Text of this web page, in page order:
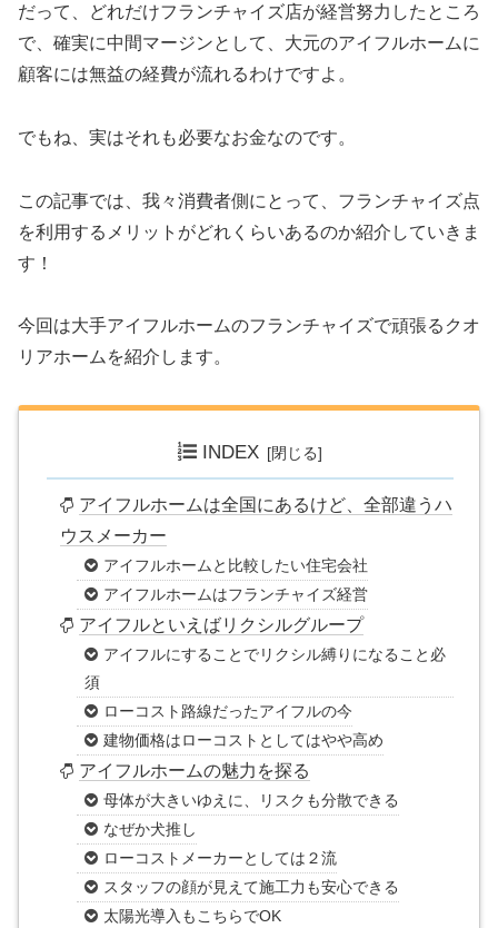
だって、どれだけフランチャイズ店が経営努力したところ
で、確実に中間マージンとして、大元のアイフルホームに
顧客には無益の経費が流れるわけですよ。
でもね、実はそれも必要なお金なのです。
この記事では、我々消費者側にとって、フランチャイズ点
を利用するメリットがどれくらいあるのか紹介していきま
す！
今回は大手アイフルホームのフランチャイズで頑張るクオ
リアホームを紹介します。
INDEX
アイフルホームは全国にあるけど、全部違うハ
ウスメーカー
アイフルホームと比較したい住宅会社
アイフルホームはフランチャイズ経営
アイフルといえばリクシルグループ
アイフルにすることでリクシル縛りになること必
須
ローコスト路線だったアイフルの今
建物価格はローコストとしてはやや高め
アイフルホームの魅力を探る
母体が大きいゆえに、リスクも分散できる
なぜか犬推し
ローコストメーカーとしては２流
スタッフの顔が見えて施工力も安心できる
太陽光導入もこちらでOK